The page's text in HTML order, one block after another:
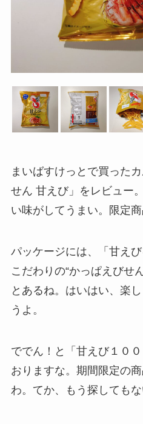
まいばすけっとで買った
せん 甘えび」をレビュー
い味がしてうまい。限定商
パッケージには、「甘え
こだわりの“かっぱえびせ
とあるね。はいはい、楽
うよ。
ででん！と「甘えび１０
おりますな。期間限定の
わ。てか、もう探してもな